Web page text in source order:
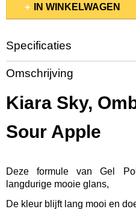
IN WINKELWAGEN
Specificaties
Productcode
KSGP804
EAN code
637390558141
G804
Afmetingen (l,b,h)
9 x 3,50 x 3,50 cm
Omschrijving
Kiara Sky,
Sour Apple
Deze formule van Gel
langdurige mooie glans,
De kleur blijft lang mooi en